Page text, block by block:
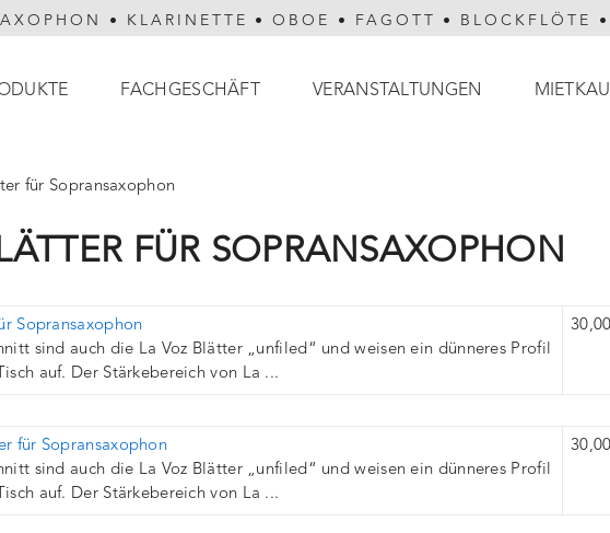
• KLARINETTE •OBOE • FAGOTT • BLOCKFLÖTE •
FACHGESCHÄFT VERANSTALTUNGEN
für Sopransaxophon
FÜR SOPRANSAXOPHON
Sopransaxophon
sind auch die La Voz Blätter „unfiled“ und weisen ein dünneres Profil
auf. Der Stärkebereich von La ...
für Sopransaxophon
sind auch die La Voz Blätter „unfiled“ und weisen ein dünneres Profil
auf. Der Stärkebereich von La ...